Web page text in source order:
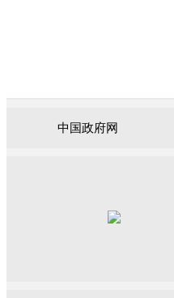
中国政府网